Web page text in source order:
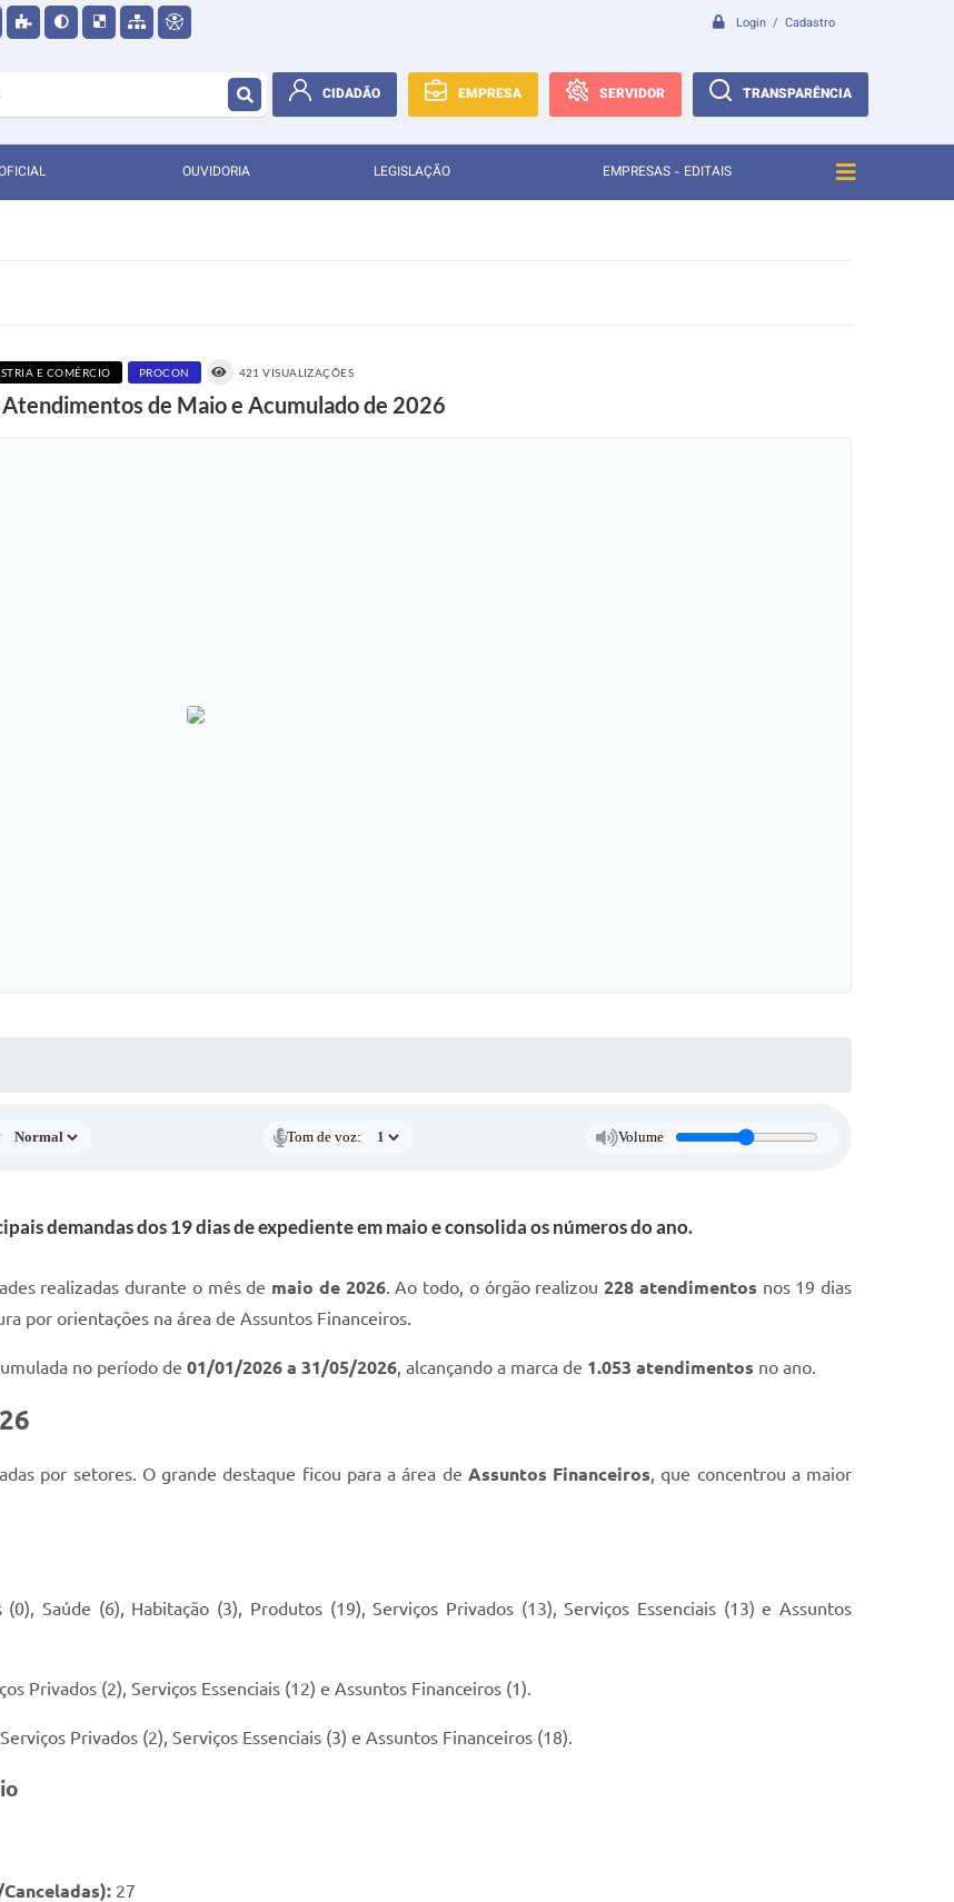
Login / Cadastro
CIDADÃO EMPRESA SERVIDOR TRANSPARÊNCIA
OUVIDORIA LEGISLAÇÃO EMPRESAS - EDITAIS
E COMÉRCIO PROCON 421 VISUALIZAÇÕES
de Maio e Acumulado de 2026
Tom de voz: Volume
demandas dos 19 dias de expediente em maio e consolida os números do ano.
realizadas durante o mês de maio de 2026. Ao todo, o órgão realizou228 atendimentos nos 19 dias
por orientações na área de Assuntos Financeiros.
no período de 01/01/2026 a 31/05/2026, alcançando a marca de 1.053 atendimentos no ano.
por setores. O grande destaque ficou para a área de Assuntos Financeiros, que concentrou a maior
(0), Saúde (6), Habitação (3), Produtos (19), Serviços Privados (13), Serviços Essenciais (13) e Assuntos
Privados (2), Serviços Essenciais (12) e Assuntos Financeiros (1).
Privados (2), Serviços Essenciais (3) e Assuntos Financeiros (18).
27